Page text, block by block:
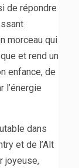
de répondre
morceau qui
et rend un
enfance, de
l’énergie
dans
et de l’Alt
joyeuse,